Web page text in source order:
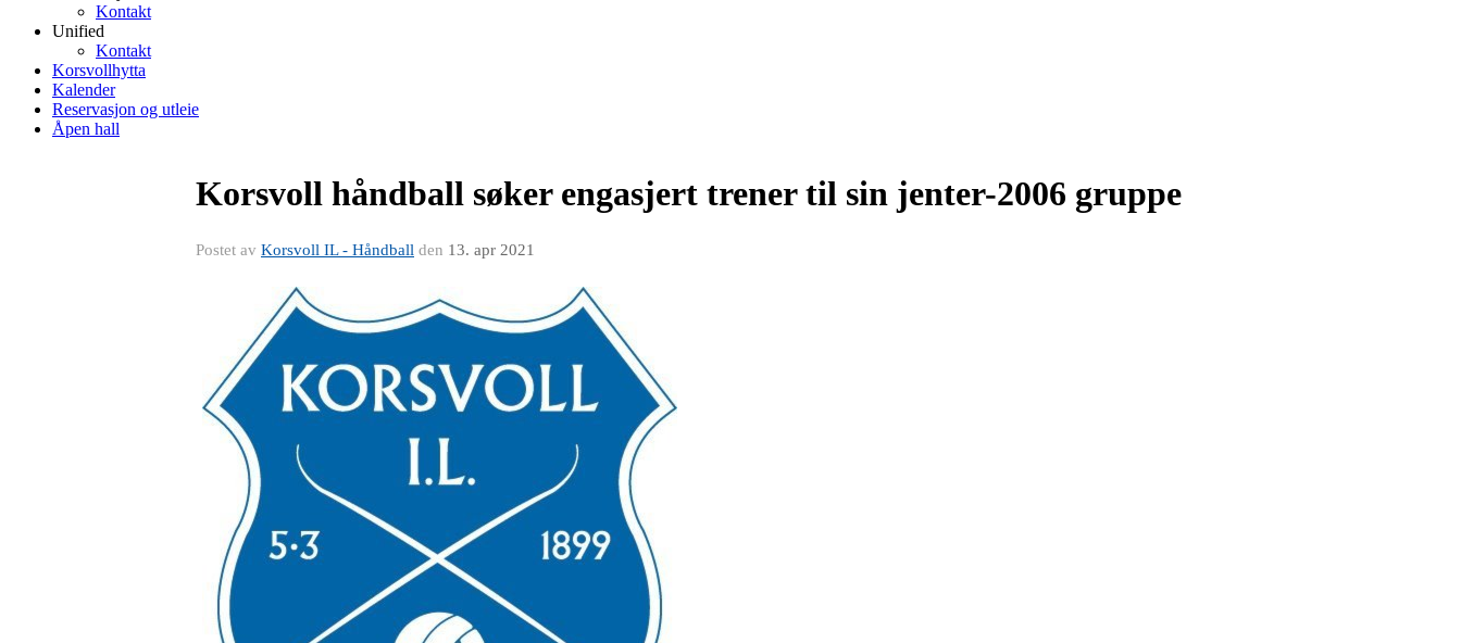
Kontakt
Unified
Kontakt
Korsvollhytta
Kalender
Reservasjon og utleie
Åpen hall
Korsvoll håndball søker engasjert trener til sin jenter-2006 gruppe
Postet av Korsvoll IL - Håndball den 13. apr 2021